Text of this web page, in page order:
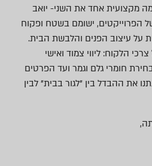
מקצועית אחד את השני- יואב
הפרוייקטים, ישומם בשטח ופקוח
על עיצוב הפנים והלבשת הבית.
הלקוח: ליווי צמוד ואישי
חומרי גלם וגמר ועד הפרטים
את ההבדל בין "לגור בבית" לבין